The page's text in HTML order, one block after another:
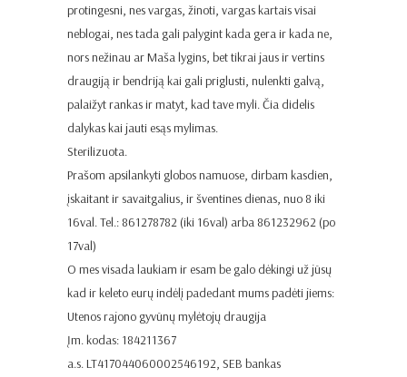
protingesni, nes vargas, žinoti, vargas kartais visai
neblogai, nes tada gali palygint kada gera ir kada ne,
nors nežinau ar Maša lygins, bet tikrai jaus ir vertins
draugiją ir bendriją kai gali priglusti, nulenkti galvą,
palaižyt rankas ir matyt, kad tave myli. Čia didelis
dalykas kai jauti esąs mylimas.
Sterilizuota.
Prašom apsilankyti globos namuose, dirbam kasdien,
įskaitant ir savaitgalius, ir šventines dienas, nuo 8 iki
16val. Tel.: 861278782 (iki 16val) arba 861232962 (po
17val)
O mes visada laukiam ir esam be galo dėkingi už jūsų
kad ir keleto eurų indėlį padedant mums padėti jiems:
Utenos rajono gyvūnų mylėtojų draugija
Įm. kodas: 184211367
a.s. LT417044060002546192, SEB bankas